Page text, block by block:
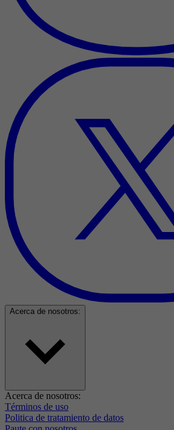
Acerca de nosotros:
Acerca de nosotros:
Términos de uso
Politica de tratamiento de datos